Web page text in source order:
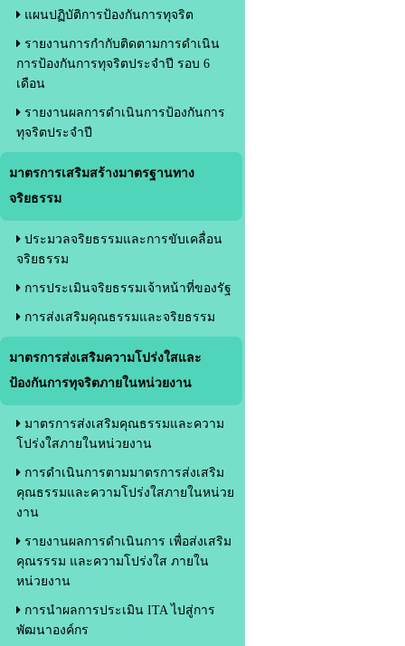
แผนปฏิบัติการป้องกันการทุจริต
รายงานการกำกับติดตามการดำเนิน
การป้องกันการทุจริตประจำปี รอบ 6
เดือน
รายงานผลการดำเนินการป้องกันการ
ทุจริตประจำปี
มาตรการเสริมสร้างมาตรฐานทาง
จริยธรรม
ประมวลจริยธรรมและการขับเคลื่อน
จริยธรรม
การประเมินจริยธรรมเจ้าหน้าที่ของรัฐ
การส่งเสริมคุณธรรมและจริยธรรม
มาตรการส่งเสริมความโปร่งใสและ
ป้องกันการทุจริตภายในหน่วยงาน
มาตรการส่งเสริมคุณธรรมและความ
โปร่งใสภายในหน่วยงาน
การดำเนินการตามมาตรการส่งเสริม
คุณธรรมและความโปร่งใสภายในหน่วย
งาน
รายงานผลการดำเนินการ เพื่อส่งเสริม
คุณรรรม และความโปร่งใส ภายใน
หน่วยงาน
การนำผลการประเมิน ITA ไปสู่การ
พัฒนาองค์กร